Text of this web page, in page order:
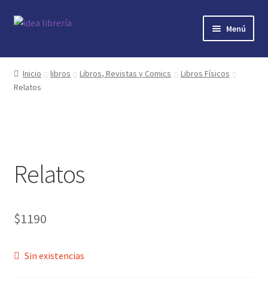
Ir
Ir
Menú
Inicio
contacto
nosotros
novedades
Inicio libros Libros, Revistas y Comics
Libros Físicos
Relatos
Relatos
$1190
Sin existencias